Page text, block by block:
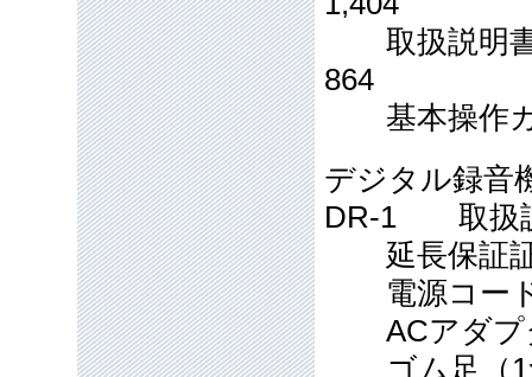
取扱説明書
864
基本操作ガ
デジタル録音
DR-1 取扱説
延長保証証
電源コード
ACアダプ
ゴム足（1